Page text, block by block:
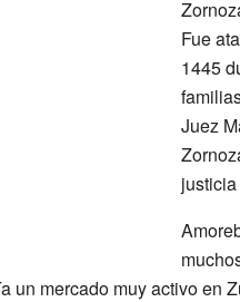
Fue
1445
Juez
un mercado muy activo en